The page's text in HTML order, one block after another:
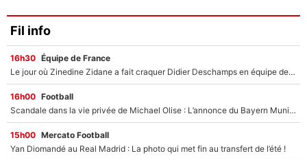
Fil info
16h30 Équipe de France
Le jour où Zinedine Zidane a fait craquer Didier Deschamps en équipe de France : «Je m’en suis voulu», l’ancien sélectionneur a regretté son geste !
16h00 Football
Scandale dans la vie privée de Michael Olise : L’annonce du Bayern Munich sur son enfant caché
15h00 Mercato Football
Yan Diomandé au Real Madrid : La photo qui met fin au transfert de l’été !